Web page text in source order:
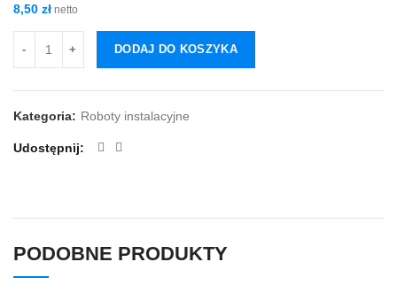
8,50 zł netto
DODAJ DO KOSZYKA
Kategoria: Roboty instalacyjne
Udostępnij
PODOBNE PRODUKTY